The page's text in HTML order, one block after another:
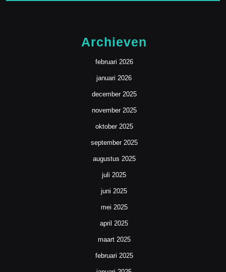
Archieven
februari 2026
januari 2026
december 2025
november 2025
oktober 2025
september 2025
augustus 2025
juli 2025
juni 2025
mei 2025
april 2025
maart 2025
februari 2025